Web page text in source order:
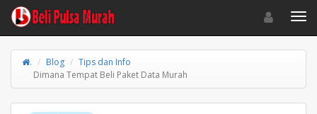
Toggle
. Blog
Tips dan Info
Dimana Tempat Beli Paket Data Murah